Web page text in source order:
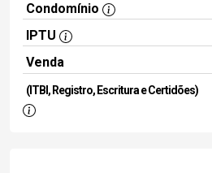
Condomínio
IPTU
Venda
(ITBI, Registro, Escritura e Certidões)